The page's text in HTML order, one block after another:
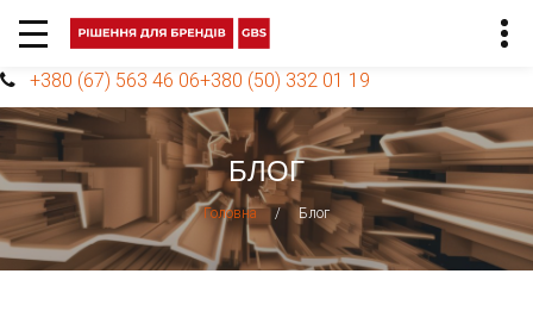
+380 (67) 563 46 06+380 (50) 332 01 19
БЛОГ
Головна / Блог